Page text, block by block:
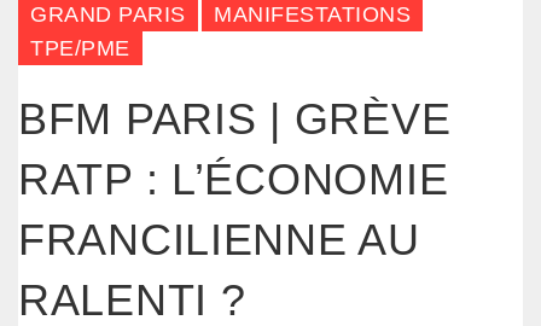
GRAND PARIS
MANIFESTATIONS
TPE/PME
BFM PARIS | GRÈVE
RATP : L’ÉCONOMIE
FRANCILIENNE AU
RALENTI ?